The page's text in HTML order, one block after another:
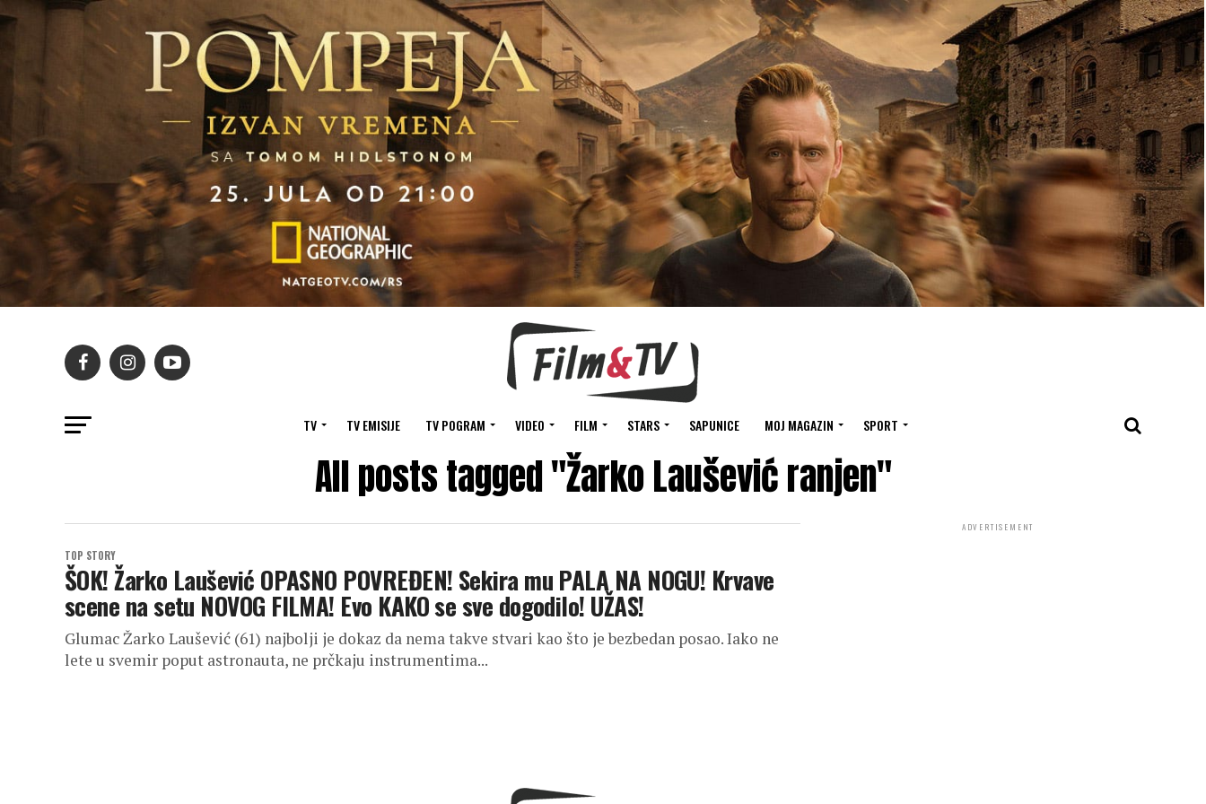
TV TV EMISIJE TV POGRAM VIDEO FILM STARS SAPUNICE MOJ MAGAZIN SPORT
All posts tagged "Žarko Laušević ranjen"
TOP STORY
ŠOK! Žarko Laušević OPASNO POVREĐEN! Sekira mu PALA NA NOGU! Krvave
scene na setu NOVOG FILMA! Evo KAKO se sve dogodilo! UŽAS!
Glumac Žarko Laušević (61) najbolji je dokaz da nema takve stvari kao što je bezbedan posao. Iako ne
lete u svemir poput astronauta, ne prčkaju instrumentima...
ADVERTISEMENT